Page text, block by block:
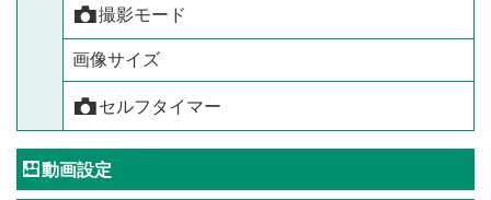
x撮影モード
画像サイズ
xセルフタイマー
B動画設定